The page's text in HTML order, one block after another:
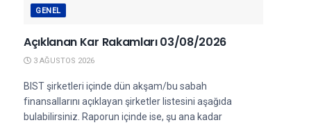
GENEL
Açıklanan Kar Rakamları 03/08/2026
3 AĞUSTOS 2026
BIST şirketleri içinde dün akşam/bu sabah
finansallarını açıklayan şirketler listesini aşağıda
bulabilirsiniz. Raporun içinde ise, şu ana kadar